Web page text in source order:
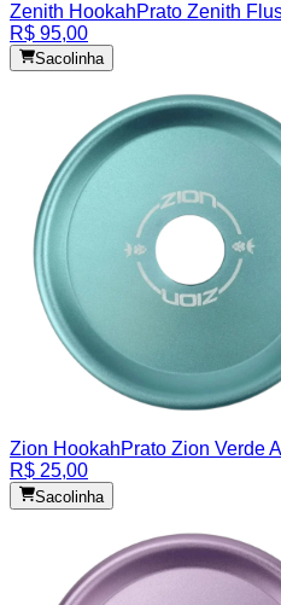
Zenith HookahPrato Zenith
R$ 95,00
Sacolinha
Zion HookahPrato Zion Verde
R$ 25,00
Sacolinha